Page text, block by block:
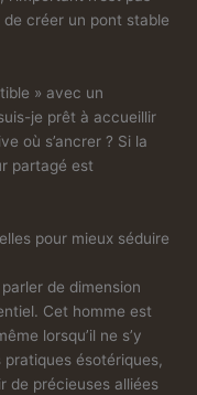
créer un pont stable
» avec un
je prêt à accueillir
où s’ancrer ? Si la
partagé est
pour mieux séduire
de dimension
Cet homme est
lorsqu’il ne s’y
ésotériques,
de précieuses alliées